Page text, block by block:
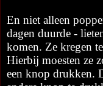
En niet alleen
dagen duurde -
komen. Ze kregen
Hierbij moesten ze
een knop drukken.